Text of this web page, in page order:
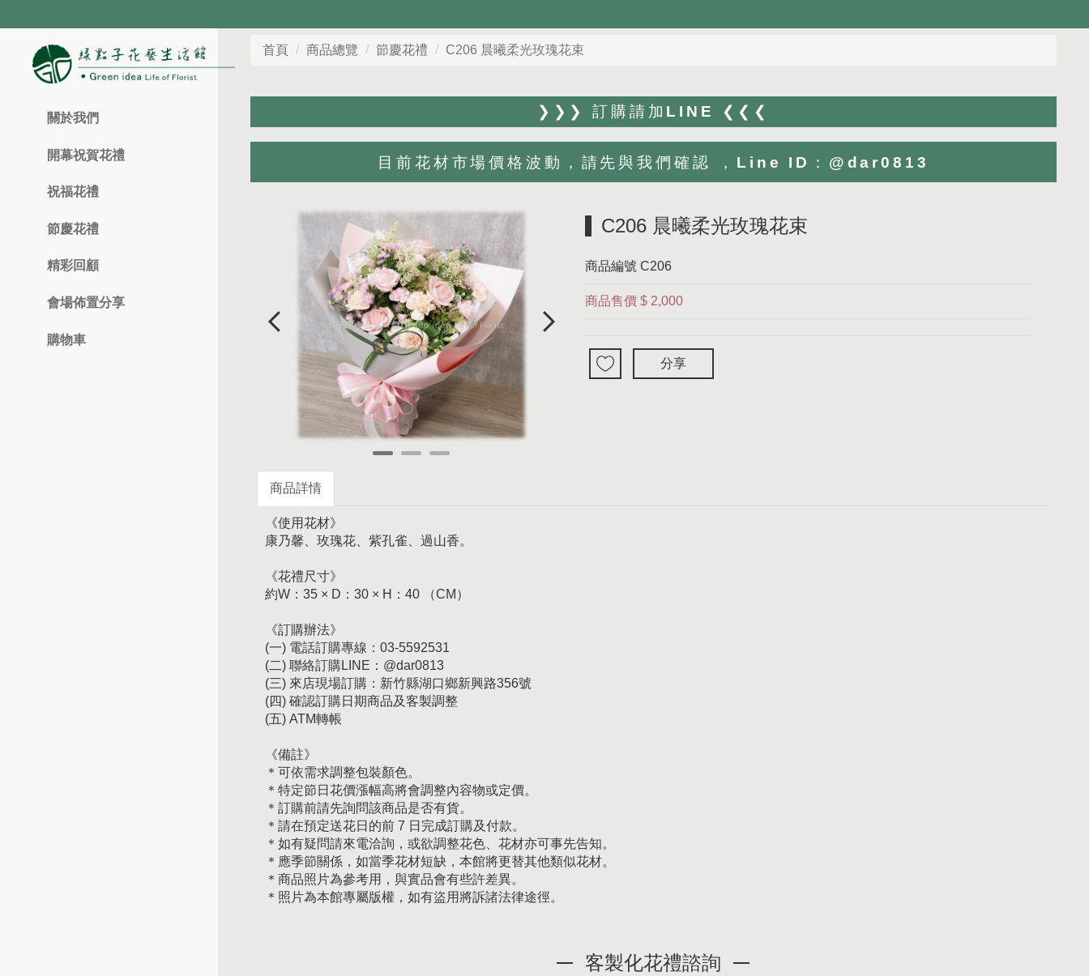
關於我們
開幕祝賀花禮
祝福花禮
節慶花禮
精彩回顧
會場佈置分享
購物車
首頁 商品總覽 節慶花禮 C206 晨曦柔光玫瑰花束
❯❯❯ 訂購請加LINE ❮❮❮
目前花材市場價格波動，請先與我們確認 ，Line ID：@dar0813
C206 晨曦柔光玫瑰花束
商品編號 C206
商品售價 $ 2,000
分享
商品詳情
《使用花材》
康乃馨、玫瑰花、紫孔雀、過山香。
《花禮尺寸》
約W：35 × D：30 × H：40 （CM）
《訂購辦法》
(一) 電話訂購專線：03-5592531
(二) 聯絡訂購LINE：@dar0813
(三) 來店現場訂購：新竹縣湖口鄉新興路356號
(四) 確認訂購日期商品及客製調整
(五) ATM轉帳
《備註》
＊可依需求調整包裝顏色。
＊特定節日花價漲幅高將會調整內容物或定價。
＊訂購前請先詢問該商品是否有貨。
＊請在預定送花日的前 7 日完成訂購及付款。
＊如有疑問請來電洽詢，或欲調整花色、花材亦可事先告知。
＊應季節關係，如當季花材短缺，本館將更替其他類似花材。
＊商品照片為參考用，與實品會有些許差異。
＊照片為本館專屬版權，如有盜用將訴諸法律途徑。
客製化花禮諮詢